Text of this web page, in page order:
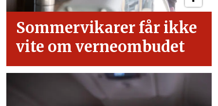
Sommervikarer får ikke
vite om verneombudet